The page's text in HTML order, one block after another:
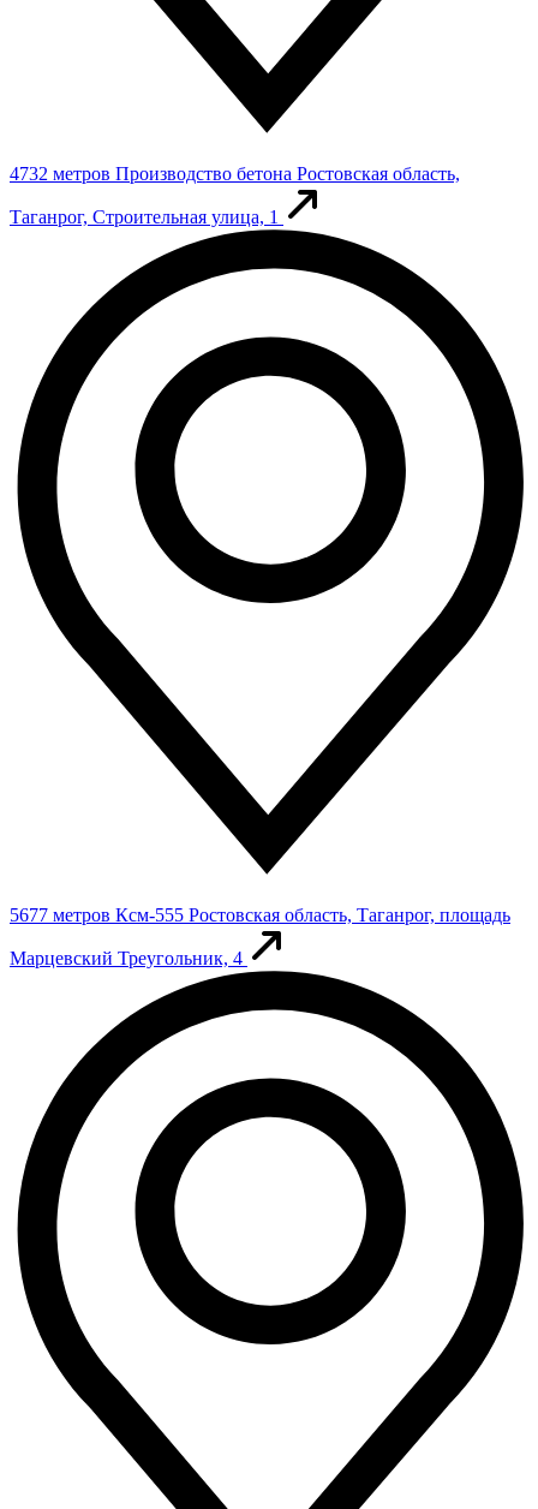
4732 метров Производство бетона Ростовская область,
Таганрог, Строительная улица, 1
5677 метров Ксм-555 Ростовская область, Таганрог, площадь
Марцевский Треугольник, 4